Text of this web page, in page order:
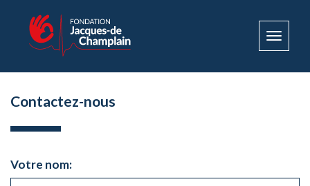
Toggle
Contactez-nous
Votre nom: